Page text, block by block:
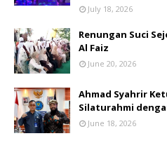
July 18, 2026
Renungan Suci
Al Faiz
June 20, 2026
Ahmad Syahrir
Silaturahmi
June 18, 2026